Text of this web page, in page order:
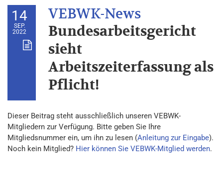
14
SEP.
2022
Bundesarbeitsgericht
sieht
Arbeitszeiterfassung als
Pflicht!
Dieser Beitrag steht ausschließlich unseren VEBWK-
Mitgliedern zur Verfügung. Bitte geben Sie Ihre
Mitgliedsnummer ein, um ihn zu lesen (Anleitung zur Eingabe).
Noch kein Mitglied? Hier können Sie VEBWK-Mitglied werden.